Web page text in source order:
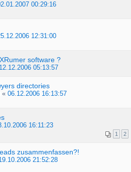
00:29:16
12:31:00
software ?
12.12.2006 05:13:57
directories
« 06.12.2006 16:13:57
16:11:23
1 2
zusammenfassen?!
21:52:28